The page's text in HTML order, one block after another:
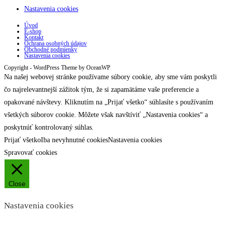
Nastavenia cookies
Úvod
E-shop
Kontakt
Ochrana osobných údajov
Obchodné podmienky
Nastavenia cookies
Copyright - WordPress Theme by OceanWP
Na našej webovej stránke používame súbory cookie, aby sme vám poskytli
čo najrelevantnejší zážitok tým, že si zapamätáme vaše preferencie a
opakované návštevy. Kliknutím na „Prijať všetko“ súhlasíte s používaním
všetkých súborov cookie. Môžete však navštíviť „Nastavenia cookies“ a
poskytnúť kontrolovaný súhlas.
Prijať všetkoIba nevyhnutné cookiesNastavenia cookies
Spravovať cookies
Close
Nastavenia cookies